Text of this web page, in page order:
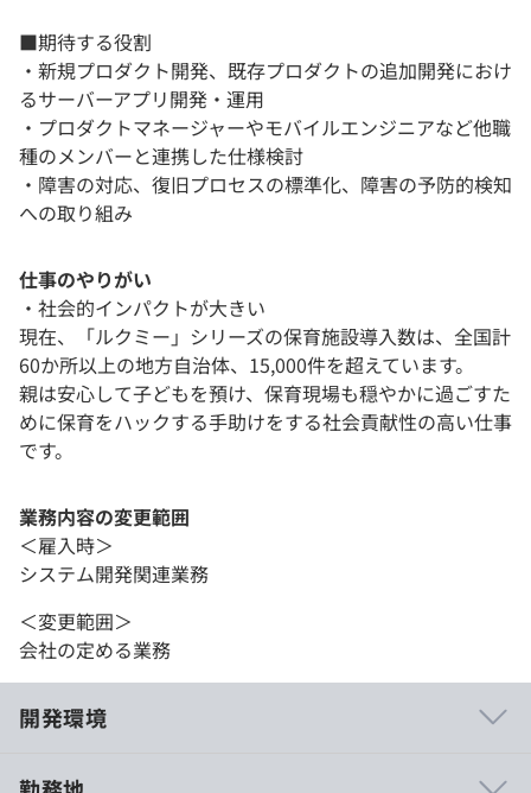
■期待する役割
・新規プロダクト開発、既存プロダクトの追加開発におけ
るサーバーアプリ開発・運用
・プロダクトマネージャーやモバイルエンジニアなど他職
種のメンバーと連携した仕様検討
・障害の対応、復旧プロセスの標準化、障害の予防的検知
への取り組み
仕事のやりがい
・社会的インパクトが大きい
現在、「ルクミー」シリーズの保育施設導入数は、全国計
60か所以上の地方自治体、15,000件を超えています。
親は安心して子どもを預け、保育現場も穏やかに過ごすた
めに保育をハックする手助けをする社会貢献性の高い仕事
です。
業務内容の変更範囲
＜雇入時＞
システム開発関連業務
＜変更範囲＞
会社の定める業務
開発環境